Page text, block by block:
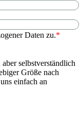
Daten zu.*
selbstverständlich
Größe nach
einfach an